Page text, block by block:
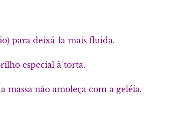
para deixá-la mais fluida.
especial à torta.
massa não amoleça com a geléia.